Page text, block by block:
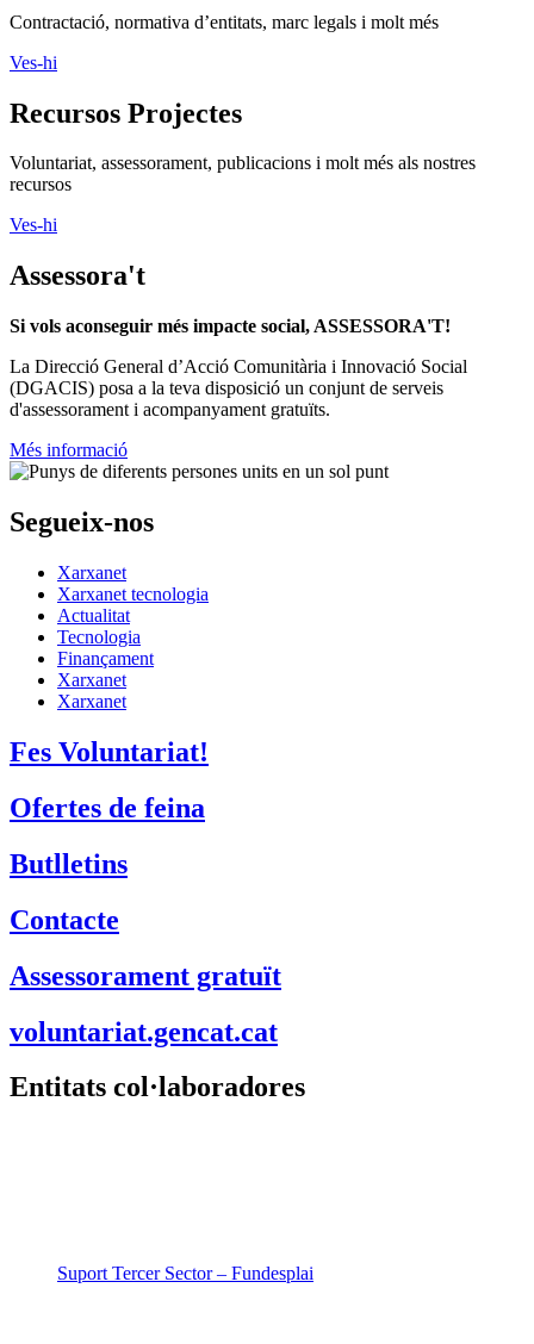
Contractació, normativa d’entitats, marc legals i molt més
Ves-hi
Recursos Projectes
Voluntariat, assessorament, publicacions i molt més als nostres
recursos
Ves-hi
Assessora't
Si vols aconseguir més impacte social, ASSESSORA'T!
La Direcció General d’Acció Comunitària i Innovació Social
(DGACIS) posa a la teva disposició un conjunt de serveis
d'assessorament i acompanyament gratuïts.
Més informació
Segueix-nos
Xarxanet
Xarxanet tecnologia
Actualitat
Tecnologia
Finançament
Xarxanet
Xarxanet
Fes Voluntariat!
Ofertes de feina
Butlletins
Contacte
Assessorament gratuït
voluntariat.gencat.cat
Entitats col·laboradores
Suport Tercer Sector – Fundesplai